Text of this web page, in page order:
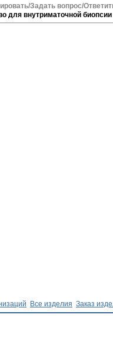
Задать вопрос/
для внутриматочной
Все изделия Заказ